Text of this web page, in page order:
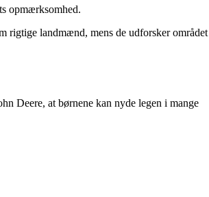
opmærksomhed.
rigtige landmænd, mens de udforsker området
Deere, at børnene kan nyde legen i mange